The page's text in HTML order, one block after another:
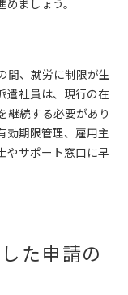
ましょう。
間、就労に制限が生
遣社員は、現行の在
継続する必要があり
効期限管理、雇用主
やサポート窓口に早
た申請の